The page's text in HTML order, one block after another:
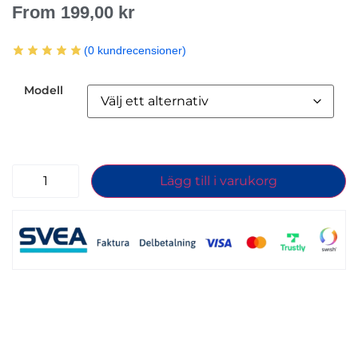
From 199,00 kr
(0 kundrecensioner)
Modell
Lägg till i varukorg